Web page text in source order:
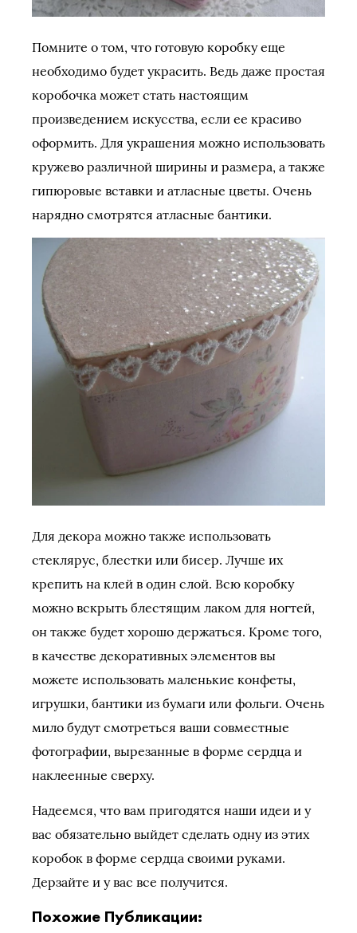
Помните о том, что готовую коробку еще
необходимо будет украсить. Ведь даже простая
коробочка может стать настоящим
произведением искусства, если ее красиво
оформить. Для украшения можно использовать
кружево различной ширины и размера, а также
гипюровые вставки и атласные цветы. Очень
нарядно смотрятся атласные бантики.
Для декора можно также использовать
стеклярус, блестки или бисер. Лучше их
крепить на клей в один слой. Всю коробку
можно вскрыть блестящим лаком для ногтей,
он также будет хорошо держаться. Кроме того,
в качестве декоративных элементов вы
можете использовать маленькие конфеты,
игрушки, бантики из бумаги или фольги. Очень
мило будут смотреться ваши совместные
фотографии, вырезанные в форме сердца и
наклеенные сверху.
Надеемся, что вам пригодятся наши идеи и у
вас обязательно выйдет сделать одну из этих
коробок в форме сердца своими руками.
Дерзайте и у вас все получится.
Похожие Публикации: